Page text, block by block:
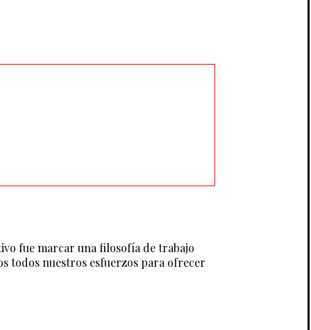
fue marcar una filosofía de trabajo
todos nuestros esfuerzos para ofrecer